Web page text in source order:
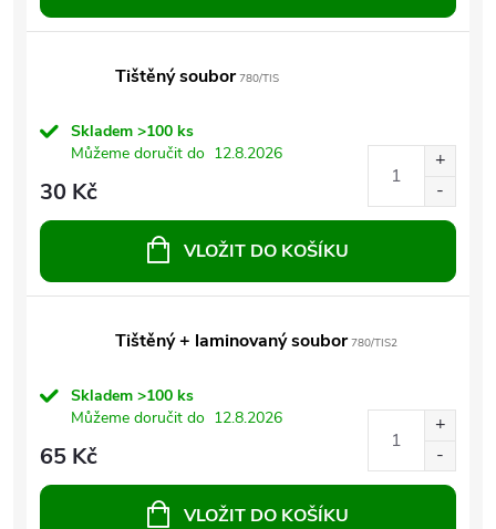
Tištěný soubor780/TIS
Skladem >100 ks
Můžeme doručit do 12.8.2026
30 Kč
VLOŽIT DO KOŠÍKU
Tištěný + laminovaný soubor780/TIS2
Skladem >100 ks
Můžeme doručit do 12.8.2026
65 Kč
VLOŽIT DO KOŠÍKU